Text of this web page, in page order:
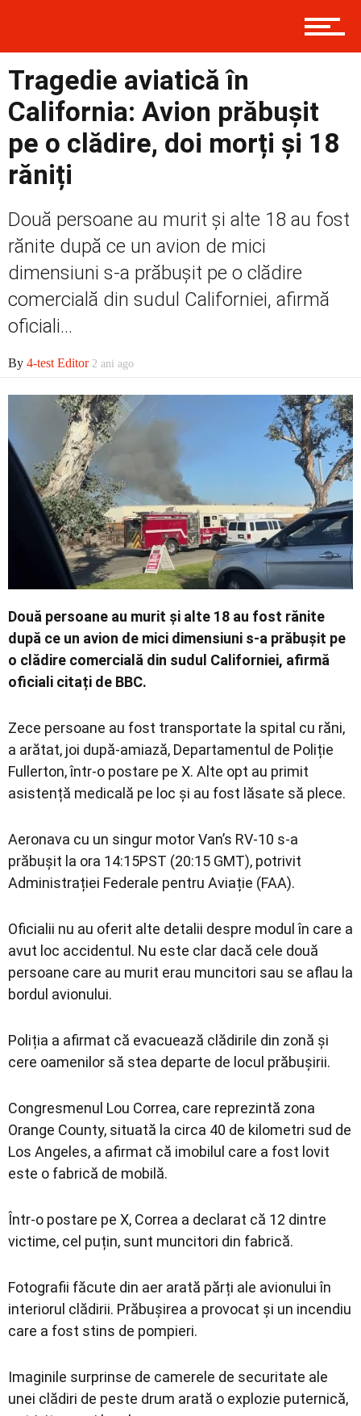
Politică
Externe
Social
Tragedie aviatică în
California: Avion prăbușit
pe o clădire, doi morți și 18
răniți
Două persoane au murit și alte 18 au fost
rănite după ce un avion de mici
dimensiuni s-a prăbușit pe o clădire
comercială din sudul Californiei, afirmă
oficiali...
By 4-test Editor 2 ani ago
Două persoane au murit și alte 18 au fost rănite
după ce un avion de mici dimensiuni s-a prăbușit pe
o clădire comercială din sudul Californiei, afirmă
oficiali citați de BBC.
Zece persoane au fost transportate la spital cu răni,
a arătat, joi după-amiază, Departamentul de Poliție
Fullerton, într-o postare pe X. Alte opt au primit
asistență medicală pe loc și au fost lăsate să plece.
Aeronava cu un singur motor Van’s RV-10 s-a
prăbușit la ora 14:15PST (20:15 GMT), potrivit
Administrației Federale pentru Aviație (FAA).
Oficialii nu au oferit alte detalii despre modul în care a
avut loc accidentul. Nu este clar dacă cele două
persoane care au murit erau muncitori sau se aflau la
bordul avionului.
Poliția a afirmat că evacuează clădirile din zonă și
cere oamenilor să stea departe de locul prăbușirii.
Congresmenul Lou Correa, care reprezintă zona
Orange County, situată la circa 40 de kilometri sud de
Los Angeles, a afirmat că imobilul care a fost lovit
este o fabrică de mobilă.
Într-o postare pe X, Correa a declarat că 12 dintre
victime, cel puțin, sunt muncitori din fabrică.
Fotografii făcute din aer arată părți ale avionului în
interiorul clădirii. Prăbușirea a provocat și un incendiu
care a fost stins de pompieri.
Imaginile surprinse de camerele de securitate ale
unei clădiri de peste drum arată o explozie puternică,